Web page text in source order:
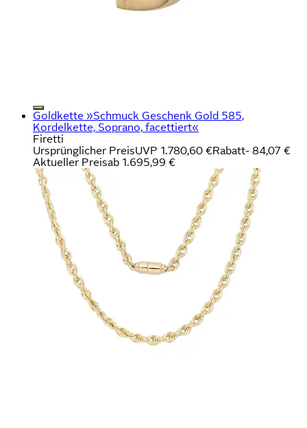
Goldkette »Schmuck Geschenk Gold 585,
Kordelkette, Soprano, facettiert«
Firetti
Ursprünglicher PreisUVP 1.780,60 €Rabatt- 84,07 €
Aktueller Preisab 1.695,99 €